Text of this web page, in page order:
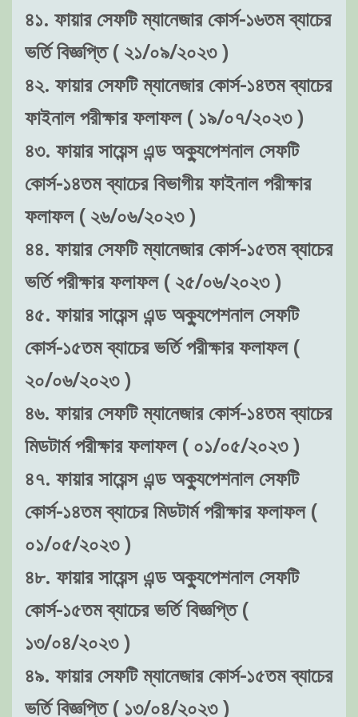
৪১. ফায়ার সেফটি ম্যানেজার কোর্স-১৬তম ব্যাচের
ভর্তি বিজ্ঞপ্তি ( ২১/০৯/২০২৩ )
৪২. ফায়ার সেফটি ম্যানেজার কোর্স-১৪তম ব্যাচের
ফাইনাল পরীক্ষার ফলাফল ( ১৯/০৭/২০২৩ )
৪৩. ফায়ার সায়েন্স এন্ড অক্যুপেশনাল সেফটি
কোর্স-১৪তম ব্যাচের বিভাগীয় ফাইনাল পরীক্ষার
ফলাফল ( ২৬/০৬/২০২৩ )
৪৪. ফায়ার সেফটি ম্যানেজার কোর্স-১৫তম ব্যাচের
ভর্তি পরীক্ষার ফলাফল ( ২৫/০৬/২০২৩ )
৪৫. ফায়ার সায়েন্স এন্ড অক্যুপেশনাল সেফটি
কোর্স-১৫তম ব্যাচের ভর্তি পরীক্ষার ফলাফল (
২০/০৬/২০২৩ )
৪৬. ফায়ার সেফটি ম্যানেজার কোর্স-১৪তম ব্যাচের
মিডটার্ম পরীক্ষার ফলাফল ( ০১/০৫/২০২৩ )
৪৭. ফায়ার সায়েন্স এন্ড অক্যুপেশনাল সেফটি
কোর্স-১৪তম ব্যাচের মিডটার্ম পরীক্ষার ফলাফল (
০১/০৫/২০২৩ )
৪৮. ফায়ার সায়েন্স এন্ড অক্যুপেশনাল সেফটি
কোর্স-১৫তম ব্যাচের ভর্তি বিজ্ঞপ্তি (
১৩/০৪/২০২৩ )
৪৯. ফায়ার সেফটি ম্যানেজার কোর্স-১৫তম ব্যাচের
ভর্তি বিজ্ঞপ্তি ( ১৩/০৪/২০২৩ )